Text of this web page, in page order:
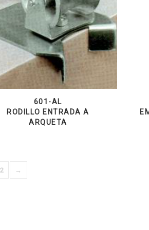
601-AL
RODILLO ENTRADA A
ARQUETA
2 →